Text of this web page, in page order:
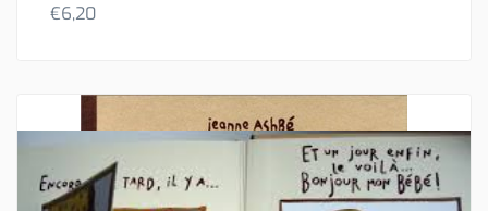
€6,20